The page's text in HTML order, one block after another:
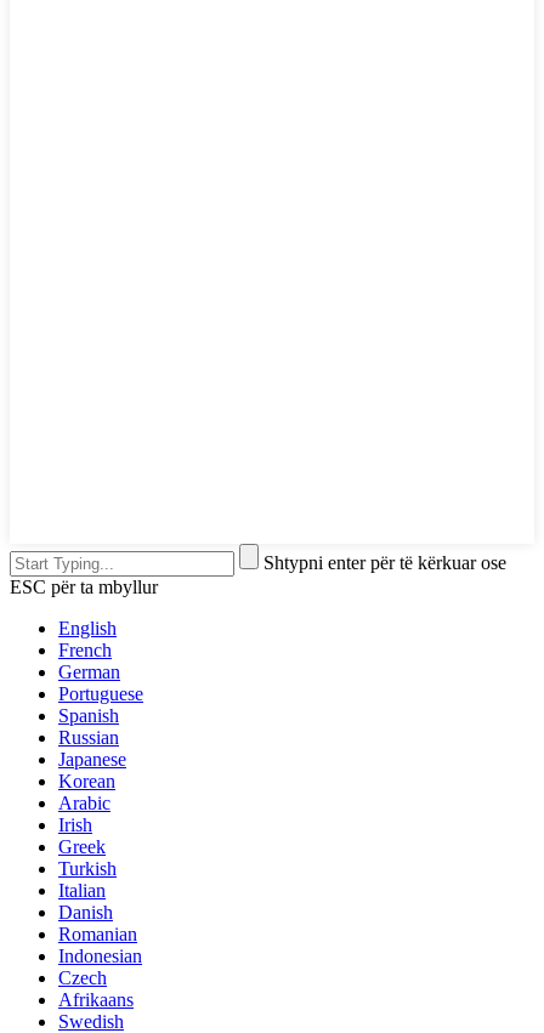
Shtypni enter për të kërkuar ose
ESC për ta mbyllur
English
French
German
Portuguese
Spanish
Russian
Japanese
Korean
Arabic
Irish
Greek
Turkish
Italian
Danish
Romanian
Indonesian
Czech
Afrikaans
Swedish